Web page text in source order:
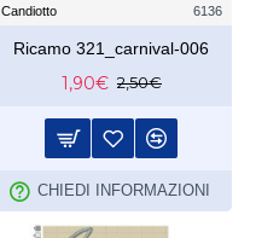
Candiotto 6136
Ricamo 321_carnival-006
1,90€ 2,50€
CHIEDI INFORMAZIONI